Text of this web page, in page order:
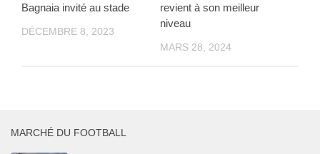
Bagnaia invité au stade
DÉCEMBRE 8, 2023
revient à son meilleur
niveau
MARS 28, 2024
MARCHÉ DU FOOTBALL